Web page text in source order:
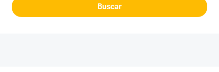
Buscar